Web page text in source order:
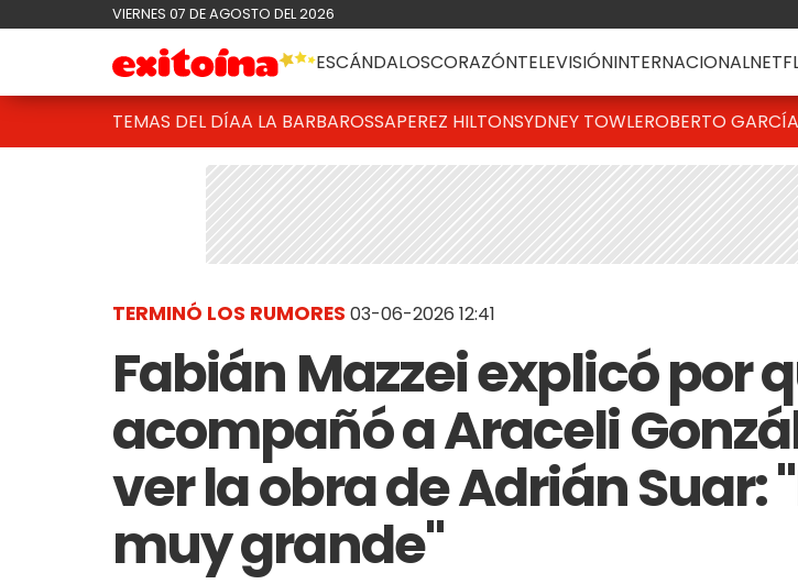
VIERNES 07 DE AGOSTO DEL 2026
ESCÁNDALOSCORAZÓNTELEVISIÓNINTERNACIONAL
TEMAS DEL DÍAA LA BARBAROSSAPEREZ HILTONSYDNEY TOWLEROBERTO
TERMINÓ LOS RUMORES 03-06-2026 12:41
Fabián Mazzei explicó por
acompañó a Araceli
ver la obra de Adrián Suar:
muy grande"